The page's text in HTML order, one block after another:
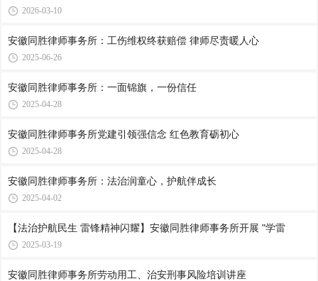
2026-03-10
安徽同胜律师事务所：工伤维权终获赔偿 律师尽责暖人心
2025-06-26
安徽同胜律师事务所：一面锦旗，一份信任
2025-04-28
安徽同胜律师事务所党建引领强信念 红色教育砺初心
2025-04-28
安徽同胜律师事务所：法治润童心，护航伴成长
2025-04-02
【法治护航民生 雷锋精神闪耀】安徽同胜律师事务所开展 "学雷
2025-03-19
安徽同胜律师事务所劳动用工、治安刑事风险培训讲座